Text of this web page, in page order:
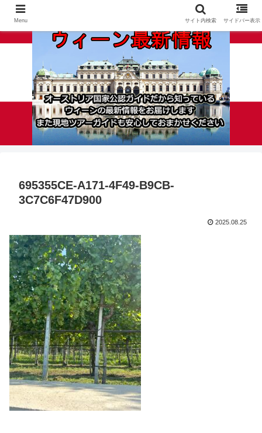
695355CE-A171-4F49-B9CB-
3C7C6F47D900
2025.08.25
Menu サイト内検索 サイドバー表示